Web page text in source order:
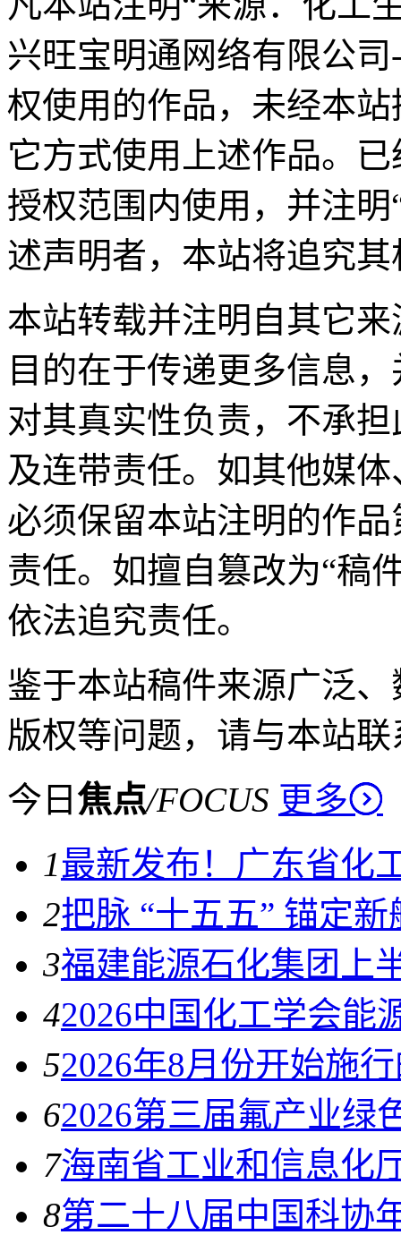
兴旺宝明通网络有限公
权使用的作品，未经本
它方式使用上述作品。
授权范围内使用，并注
述声明者，本站将追究
本站转载并注明自其它
目的在于传递更多信息
对其真实性负责，不承
及连带责任。如其他媒
必须保留本站注明的作
责任。如擅自篡改为“稿
依法追究责任。
鉴于本站稿件来源广泛
版权等问题，请与本站
今日 焦点/FOCUS 更多
1最新发布！广东省化
2把脉 “十五五” 锚定
3福建能源石化集团上
42026中国化工学会能
52026年8月份开始施
62026第三届氟产业绿
7海南省工业和信息化
8第二十八届中国科协